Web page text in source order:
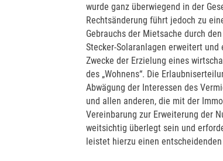
wurde ganz überwiegend in der
Rechtsänderung führt jedoch zu
Gebrauchs der Mietsache durch
Stecker-Solaranlagen erweitert
Zwecke der Erzielung eines
des „Wohnens“. Die
Abwägung der Interessen des
und allen anderen, die mit der
Vereinbarung zur Erweiterung der
weitsichtig überlegt sein und
leistet hierzu einen